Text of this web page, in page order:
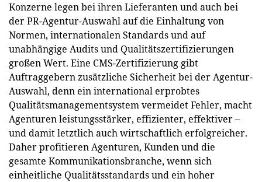
Konzerne legen bei ihren Lieferanten und auch bei
der PR-Agentur-Auswahl auf die Einhaltung von
Normen, internationalen Standards und auf
unabhängige Audits und Qualitätszertifizierungen
großen Wert. Eine CMS-Zertifizierung gibt
Auftraggebern zusätzliche Sicherheit bei der Agentur-
Auswahl, denn ein international erprobtes
Qualitätsmanagementsystem vermeidet Fehler, macht
Agenturen leistungsstärker, effizienter, effektiver –
und damit letztlich auch wirtschaftlich erfolgreicher.
Daher profitieren Agenturen, Kunden und die
gesamte Kommunikationsbranche, wenn sich
einheitliche Qualitätsstandards und ein hoher